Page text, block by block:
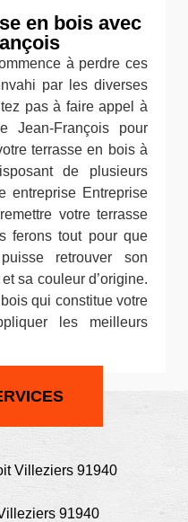
en bois avec
à perdre ces
par les diverses
pas à faire appel à
Jean-François pour
terrasse en bois à
de plusieurs
entreprise Entreprise
votre terrasse
ferons tout pour que
retrouver son
sa couleur d’origine.
qui constitue votre
les meilleurs
Villeziers 91940
91940